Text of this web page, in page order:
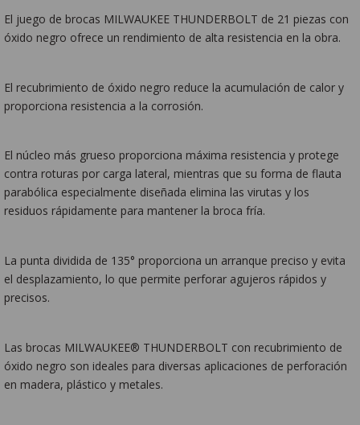
El juego de brocas MILWAUKEE THUNDERBOLT de 21 piezas con
óxido negro ofrece un rendimiento de alta resistencia en la obra.
El recubrimiento de óxido negro reduce la acumulación de calor y
proporciona resistencia a la corrosión.
El núcleo más grueso proporciona máxima resistencia y protege
contra roturas por carga lateral, mientras que su forma de flauta
parabólica especialmente diseñada elimina las virutas y los
residuos rápidamente para mantener la broca fría.
La punta dividida de 135° proporciona un arranque preciso y evita
el desplazamiento, lo que permite perforar agujeros rápidos y
precisos.
Las brocas MILWAUKEE® THUNDERBOLT con recubrimiento de
óxido negro son ideales para diversas aplicaciones de perforación
en madera, plástico y metales.